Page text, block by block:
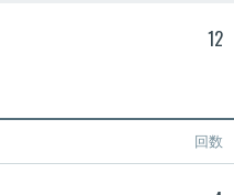
12
回数